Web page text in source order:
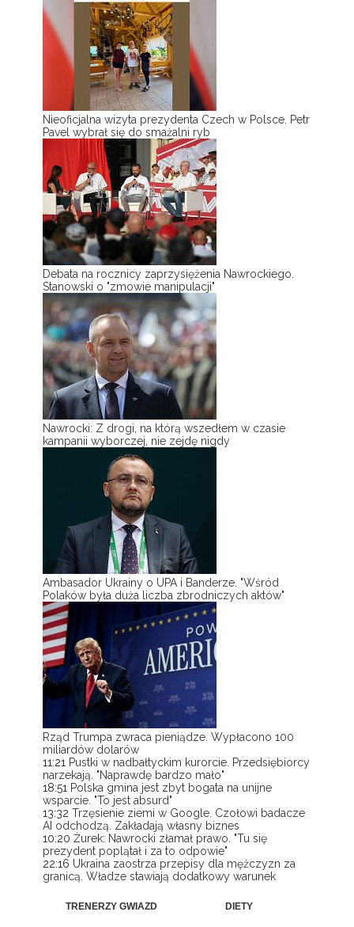
Nieoficjalna wizyta prezydenta Czech w Polsce. Petr
Pavel wybrał się do smażalni ryb
Debata na rocznicy zaprzysiężenia Nawrockiego.
Stanowski o "zmowie manipulacji"
Nawrocki: Z drogi, na którą wszedłem w czasie
kampanii wyborczej, nie zejdę nigdy
Ambasador Ukrainy o UPA i Banderze. "Wśród
Polaków była duża liczba zbrodniczych aktów"
Rząd Trumpa zwraca pieniądze. Wypłacono 100
miliardów dolarów
11:21 Pustki w nadbałtyckim kurorcie. Przedsiębiorcy
narzekają. "Naprawdę bardzo mało"
18:51 Polska gmina jest zbyt bogata na unijne
wsparcie. "To jest absurd"
13:32 Trzęsienie ziemi w Google. Czołowi badacze
AI odchodzą. Zakładają własny biznes
10:20 Żurek: Nawrocki złamał prawo. "Tu się
prezydent poplątał i za to odpowie"
22:16 Ukraina zaostrza przepisy dla mężczyzn za
granicą. Władze stawiają dodatkowy warunek
TRENERZY GWIAZD DIETY